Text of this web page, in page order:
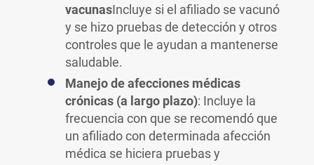
vacunasIncluye si el afiliado se vacunó
y se hizo pruebas de detección y otros
controles que le ayudan a mantenerse
saludable.
Manejo de afecciones médicas
crónicas (a largo plazo): Incluye la
frecuencia con que se recomendó que
un afiliado con determinada afección
médica se hiciera pruebas y